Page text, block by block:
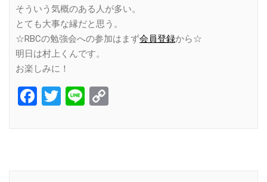
そういう気概のある人が多い。
とても大事な縁だと思う。
☆RBCの勉強会への参加はまず会員登録から☆
明日は村上くんです。
お楽しみに！
Facebook
Twitter
Line